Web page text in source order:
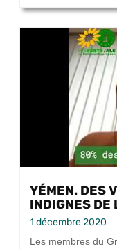
YÉMEN. DES
INDIGNES DE
1 décembre 2020
Les membres du